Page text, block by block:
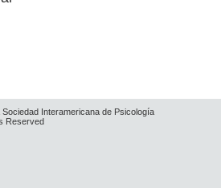
Interamericana de Psicología
Reserved